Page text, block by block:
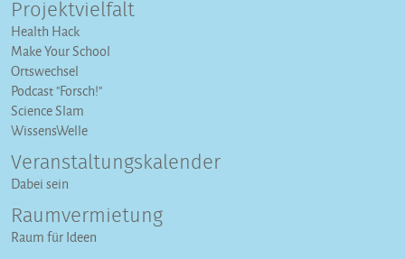
Projektvielfalt
Health Hack
Make Your School
Ortswechsel
Podcast "Forsch!"
Science Slam
WissensWelle
Veranstaltungs­kalender
Dabei sein
Raumvermietung
Raum für Ideen